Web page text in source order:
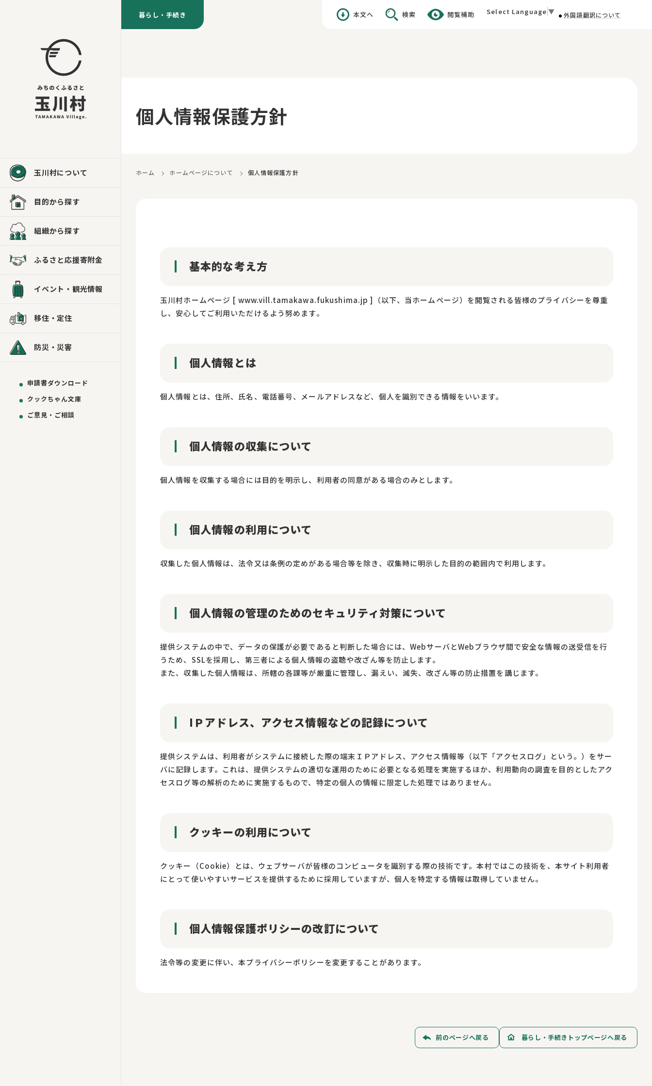
玉川村について
目的から探す
組織から探す
ふるさと応援寄附金
イベント・観光情報
移住・定住
防災・災害
申請書ダウンロード
クックちゃん文庫
ご意見・ご相談
暮らし・手続き 本文へ 検索 閲覧補助 Select Language ▼ 外国語翻訳について
個人情報保護方針
ホーム ホームページについて 個人情報保護方針
基本的な考え方
玉川村ホームページ [ www.vill.tamakawa.fukushima.jp ]（以下、当ホームページ）を閲覧される皆様のプライバシーを尊重
し、安心してご利用いただけるよう努めます。
個人情報とは
個人情報とは、住所、氏名、電話番号、メールアドレスなど、個人を識別できる情報をいいます。
個人情報の収集について
個人情報を収集する場合には目的を明示し、利用者の同意がある場合のみとします。
個人情報の利用について
収集した個人情報は、法令又は条例の定めがある場合等を除き、収集時に明示した目的の範囲内で利用します。
個人情報の管理のためのセキュリティ対策について
提供システムの中で、データの保護が必要であると判断した場合には、WebサーバとWebブラウザ間で安全な情報の送受信を行
うため、SSLを採用し、第三者による個人情報の盗聴や改ざん等を防止します。
また、収集した個人情報は、所轄の各課等が厳重に管理し、漏えい、滅失、改ざん等の防止措置を講じます。
IＰアドレス、アクセス情報などの記録について
提供システムは、利用者がシステムに接続した際の端末ＩＰアドレス、アクセス情報等（以下「アクセスログ」という。）をサー
バに記録します。これは、提供システムの適切な運用のために必要となる処理を実施するほか、利用動向の調査を目的としたアク
セスログ等の解析のために実施するもので、特定の個人の情報に限定した処理ではありません。
クッキーの利用について
クッキー（Cookie）とは、ウェブサーバが皆様のコンピュータを識別する際の技術です。本村ではこの技術を、本サイト利用者
にとって使いやすいサービスを提供するために採用していますが、個人を特定する情報は取得していません。
個人情報保護ポリシーの改訂について
法令等の変更に伴い、本プライバシーポリシーを変更することがあります。
前のページへ戻る 暮らし・手続きトップページへ戻る